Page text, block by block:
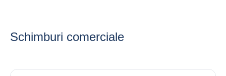
Schimburi comerciale